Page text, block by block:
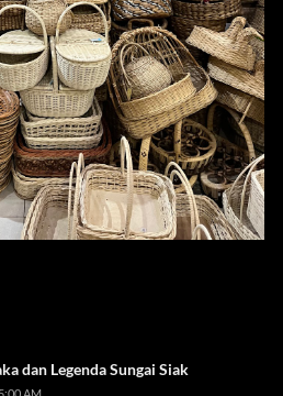
dan Legenda Sungai Siak
AM